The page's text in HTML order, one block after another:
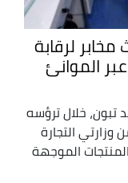
لرقابة
الموانئ
خلال ترؤسه
التجارة
الموجهة